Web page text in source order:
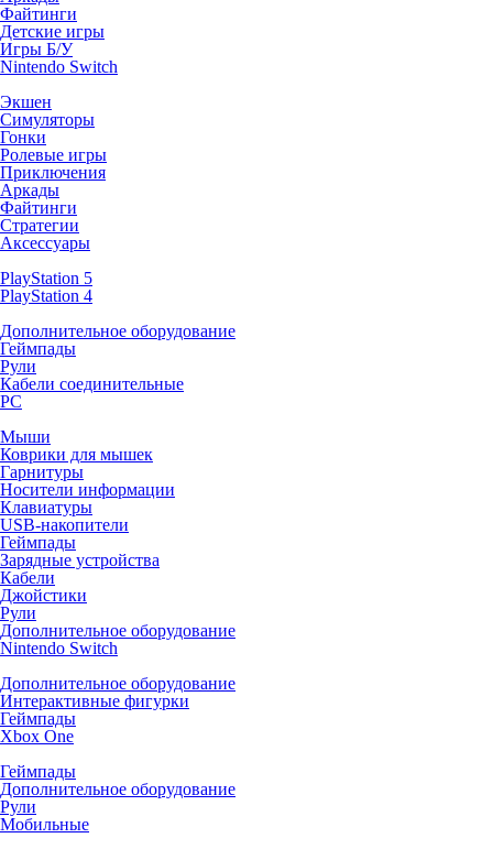
Файтинги
Детские игры
Игры Б/У
Nintendo Switch
Экшен
Симуляторы
Гонки
Ролевые игры
Приключения
Аркады
Файтинги
Стратегии
Аксессуары
PlayStation 5
PlayStation 4
Дополнительное оборудование
Геймпады
Рули
Кабели соединительные
PC
Мыши
Коврики для мышек
Гарнитуры
Носители информации
Клавиатуры
USB-накопители
Геймпады
Зарядные устройства
Кабели
Джойстики
Рули
Дополнительное оборудование
Nintendo Switch
Дополнительное оборудование
Интерактивные фигурки
Геймпады
Xbox One
Геймпады
Дополнительное оборудование
Рули
Мобильные